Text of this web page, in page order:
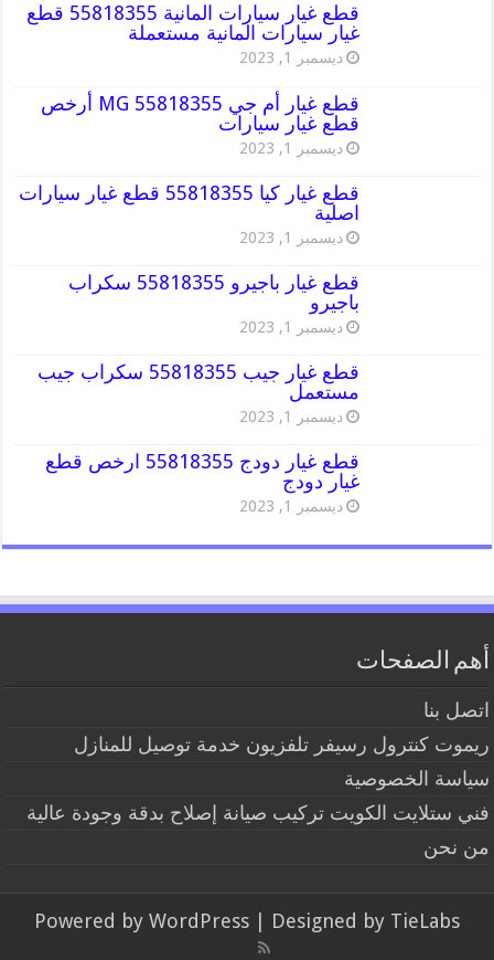
قطع غيار سيارات المانية 55818355 قطع
غيار سيارات المانية مستعملة
ديسمبر 1, 2023
قطع غيار أم جي MG 55818355 أرخص
قطع غيار سيارات
ديسمبر 1, 2023
قطع غيار كيا 55818355 قطع غيار سيارات
اصلية
ديسمبر 1, 2023
قطع غيار باجيرو 55818355 سكراب
باجيرو
ديسمبر 1, 2023
قطع غيار جيب 55818355 سكراب جيب
مستعمل
ديسمبر 1, 2023
قطع غيار دودج 55818355 ارخص قطع
غيار دودج
ديسمبر 1, 2023
أهم الصفحات
اتصل بنا
ريموت كنترول رسيفر تلفزيون خدمة توصيل للمنازل
سياسة الخصوصية
فني ستلايت الكويت تركيب صيانة إصلاح بدقة وجودة عالية
من نحن
Powered by WordPress | Designed by TieLabs